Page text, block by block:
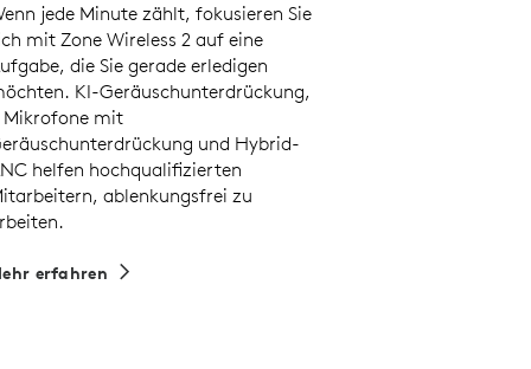
jede Minute zählt, fokusieren Sie
mit Zone Wireless 2 auf eine
die Sie gerade erledigen
KI-Geräuschunterdrückung,
Mikrofone mit
und Hybrid-
helfen hochqualifizierten
ablenkungsfrei zu
erfahren